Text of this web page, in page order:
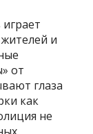
и
от
глаза
как
не